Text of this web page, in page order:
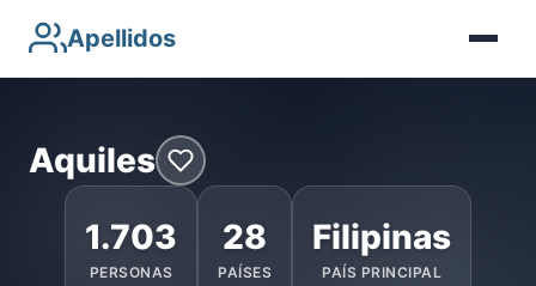
Apellidos
Aquiles
1.703
PERSONAS
28
PAÍSES
Filipinas
PAÍS PRINCIPAL